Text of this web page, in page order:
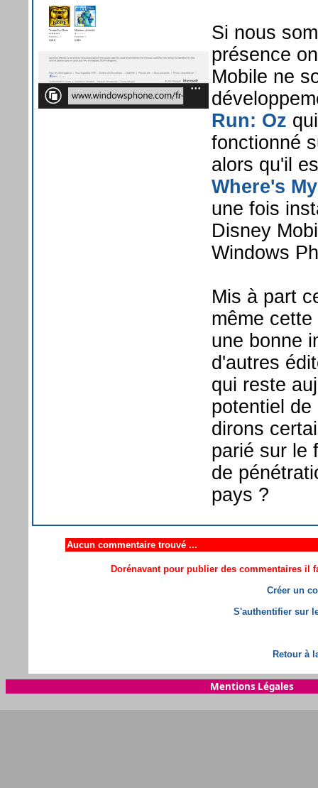
Si nous
présence
Mobile ne
Run: Oz
fonctionné
alors qu'il
Where's
une fois
Disney
Windows
Mis à part
même
une bonne
d'autres
qui reste
potentiel
dirons
parié sur le
de
pays ?
Aucun commentaire trouvé ...
Dorénavant pour publier des commentaires il
Créer un
S'authentifier sur
Retour à
Mentions Légales